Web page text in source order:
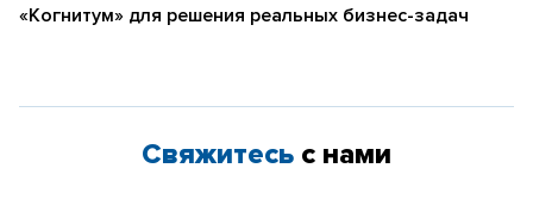
«Когнитум» для решения реальных бизнес-задач
Свяжитесь с нами